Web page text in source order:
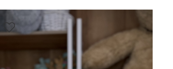
ЭКВАДОР 70СМ 3ШТ,
ХРИЗАНТЕМА КУСТОВАЯ
ГЕРБЕРА 1ШТ, ГВОЗДИКА
60 СМ